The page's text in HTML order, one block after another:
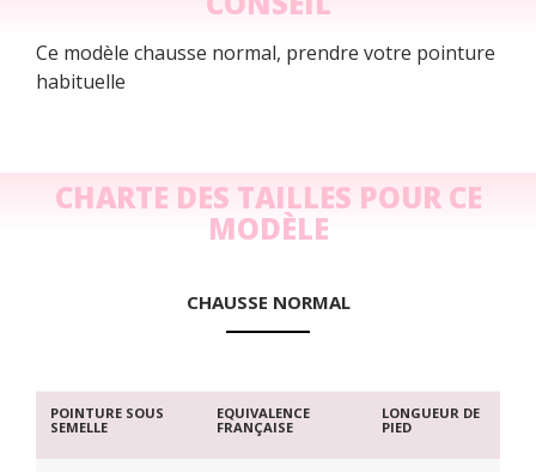
Ce modèle chausse normal, prendre votre pointure
habituelle
CHARTE DES TAILLES POUR CE
MODÈLE
CHAUSSE NORMAL
POINTURE SOUS
SEMELLE
EQUIVALENCE
FRANÇAISE
LONGUEUR DE
PIED